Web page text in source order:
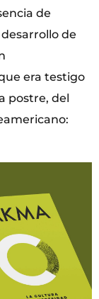
de
de
era testigo
postre, del